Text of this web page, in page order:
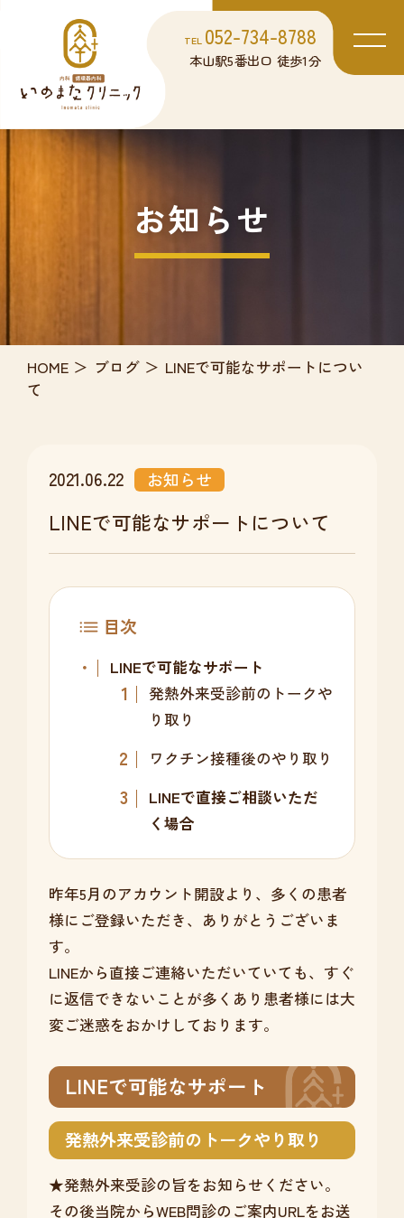
TEL 052-734-8788
本山駅5番出口 徒歩1分
お知らせ
HOME ブログ
LINEで可能なサポートについ
て
2021.06.22 お知らせ
LINEで可能なサポートについて
目次
LINEで可能なサポート
発熱外来受診前のトークや
り取り
ワクチン接種後のやり取り
LINEで直接ご相談いただ
く場合
昨年5月のアカウント開設より、多くの患者
様にご登録いただき、ありがとうございま
す。
LINEから直接ご連絡いただいていても、すぐ
に返信できないことが多くあり患者様には大
変ご迷惑をおかけしております。
LINEで可能なサポート
発熱外来受診前のトークやり取り
★発熱外来受診の旨をお知らせください。
その後当院からWEB問診のご案内URLをお送